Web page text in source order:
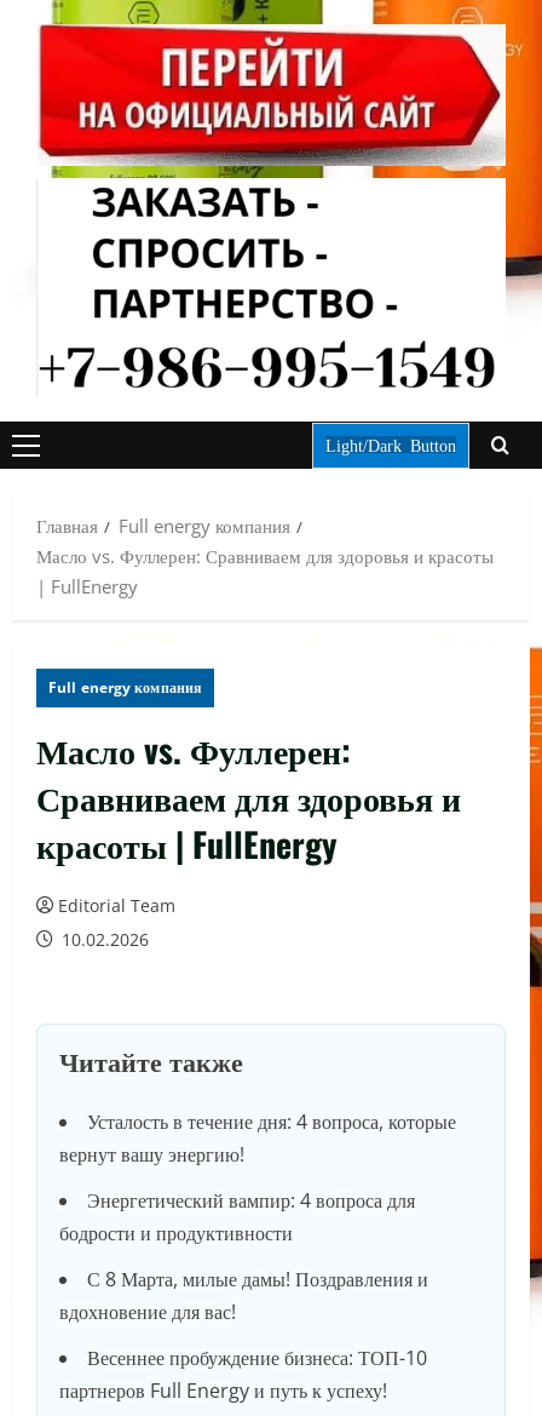
ОСНОВНОЕ
Light/Dark Button
Главная
Full energy компания
Масло vs. Фуллерен: Сравниваем для здоровья и красоты
| FullEnergy
Full energy компания
Масло vs. Фуллерен:
Сравниваем для здоровья и
красоты | FullEnergy
Editorial Team
10.02.2026
Читайте также
Усталость в течение дня: 4 вопроса, которые
вернут вашу энергию!
Энергетический вампир: 4 вопроса для
бодрости и продуктивности
С 8 Марта, милые дамы! Поздравления и
вдохновение для вас!
Весеннее пробуждение бизнеса: ТОП-10
партнеров Full Energy и путь к успеху!